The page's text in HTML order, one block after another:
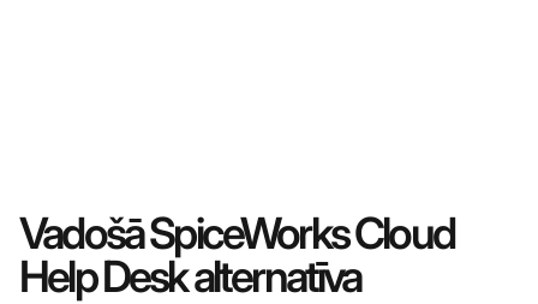
Vadošā SpiceWorks Cloud
Help Desk alternatīva